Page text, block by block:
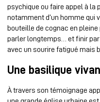
psychique ou faire appel à la
notamment d’un homme qui
bouteille de cognac en pleine
parler longtemps… et finir
avec un sourire fatigué mais
Une basilique
À travers son témoignage